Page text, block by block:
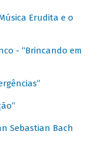
Erudita e o
- “Brincando em
Sebastian Bach